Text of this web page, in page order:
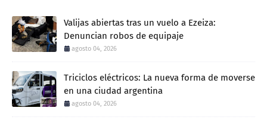
Valijas abiertas tras un vuelo a Ezeiza:
Denuncian robos de equipaje
agosto 04, 2026
Triciclos eléctricos: La nueva forma de moverse
en una ciudad argentina
agosto 04, 2026